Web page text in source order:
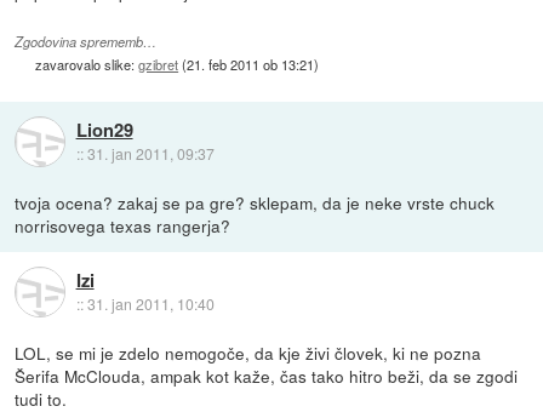
Zgodovina sprememb…
zavarovalo slike:gzibret(21. feb 2011 ob 13:21)
Lion29
::31. jan 2011, 09:37
tvoja ocena? zakaj se pa gre? sklepam, da je neke vrste chuck
norrisovega texas rangerja?
Izi
::31. jan 2011, 10:40
LOL, se mi je zdelo nemogoče, da kje živi človek, ki ne pozna
Šerifa McClouda, ampak kot kaže, čas tako hitro beži, da se zgodi
tudi to.